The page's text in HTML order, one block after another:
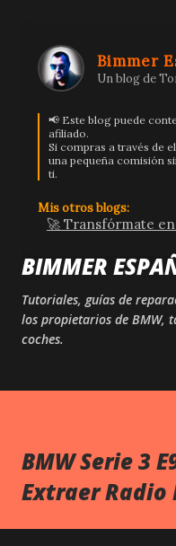
Bimmer
Un blog de
📢 Este blog puede
afiliado.
Si compras a través de
una pequeña comisión
ti.
Mis otros blogs:
🚀 Transfórmate
BIMMER
Tutoriales, guías de
los propietarios de BMW,
coches.
BMW Serie 3
Extraer Radio